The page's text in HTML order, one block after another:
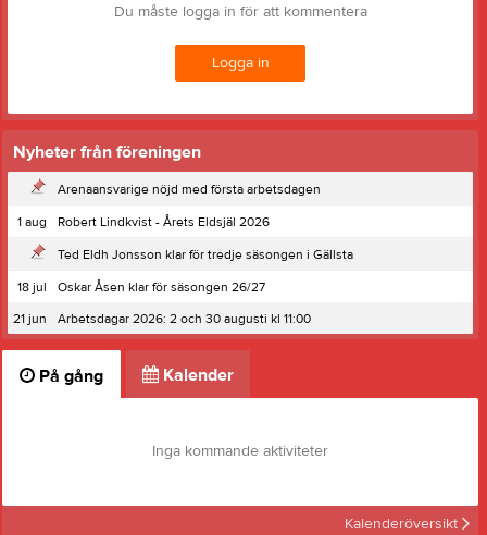
Du måste logga in för att kommentera
Logga in
Nyheter från föreningen
Arenaansvarige nöjd med första arbetsdagen
1 aug
Robert Lindkvist - Årets Eldsjäl 2026
Ted Eldh Jonsson klar för tredje säsongen i Gällsta
18 jul
Oskar Åsen klar för säsongen 26/27
21 jun
Arbetsdagar 2026: 2 och 30 augusti kl 11:00
På gång Kalender
Inga kommande aktiviteter
Kalenderöversikt